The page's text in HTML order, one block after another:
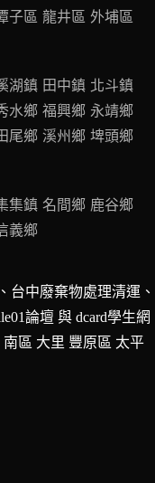
子區 龍井區 外埔區
湖鎮 田中鎮 北斗鎮
水鄉 福興鄉 永靖鄉
尾鄉 溪州鄉 埤頭鄉
集鎮 名間鄉 鹿谷鄉
義鄉
台中廢棄物處理清運、
論壇 與 dcard學生網
區 大里 豐原區 太平